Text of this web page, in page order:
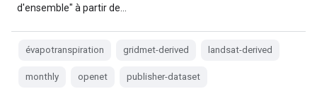
d'ensemble" à partir de…
évapotranspiration gridmet-derived landsat-derived
monthly openet publisher-dataset